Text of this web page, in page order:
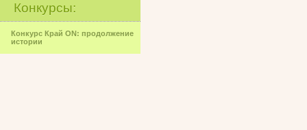
Конкурсы:
Конкурс Край ON: продолжение
истории